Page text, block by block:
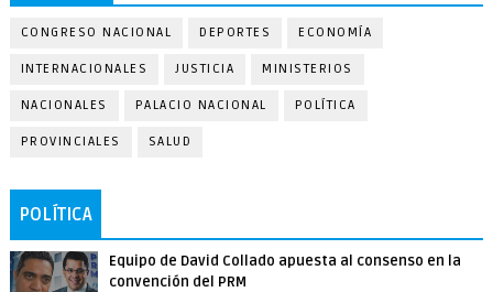
CONGRESO NACIONAL DEPORTES ECONOMÍA
INTERNACIONALES JUSTICIA MINISTERIOS
NACIONALES PALACIO NACIONAL POLÍTICA
PROVINCIALES SALUD
POLÍTICA
Equipo de David Collado apuesta al consenso en la
convención del PRM